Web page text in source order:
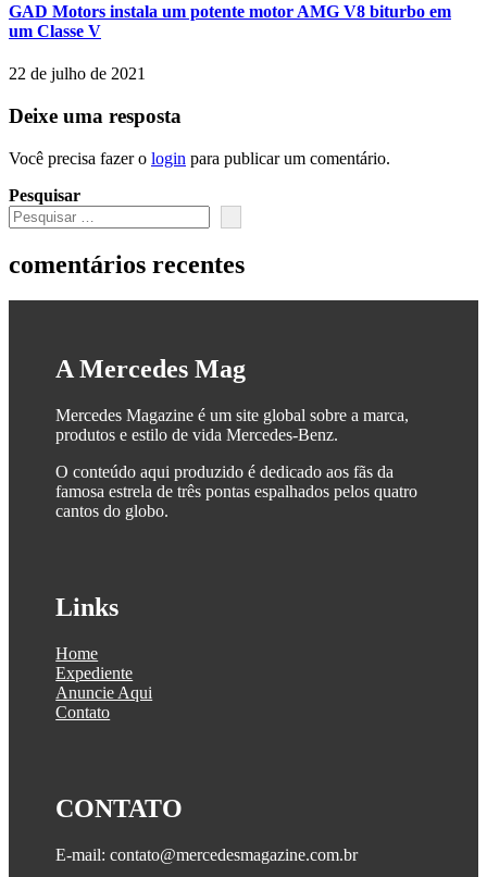
GAD Motors instala um potente motor AMG V8 biturbo em
um Classe V
22 de julho de 2021
Deixe uma resposta
Você precisa fazer o login para publicar um comentário.
Pesquisar
comentários recentes
A Mercedes Mag
Mercedes Magazine é um site global sobre a marca,
produtos e estilo de vida Mercedes-Benz.
O conteúdo aqui produzido é dedicado aos fãs da
famosa estrela de três pontas espalhados pelos quatro
cantos do globo.
Links
Home
Expediente
Anuncie Aqui
Contato
CONTATO
E-mail: contato@mercedesmagazine.com.br